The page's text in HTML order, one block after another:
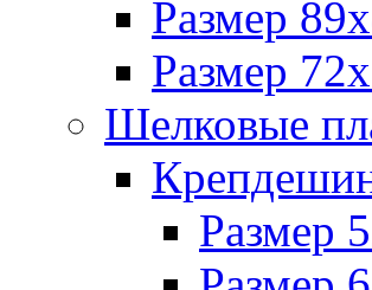
Размер
Размер
Шелковые
Размер